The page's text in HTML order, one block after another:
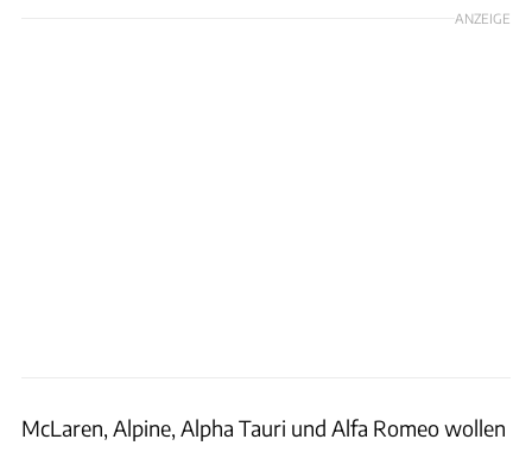
ANZEIGE
McLaren, Alpine, Alpha Tauri und Alfa Romeo wollen